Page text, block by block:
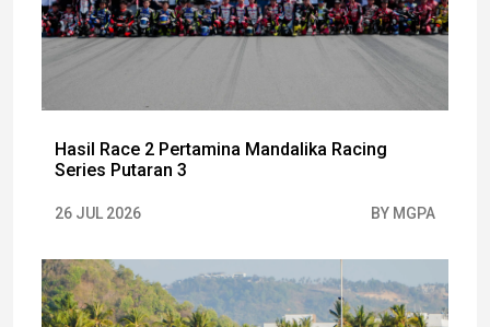
Hasil Race 2 Pertamina Mandalika Racing
Series Putaran 3
26 JUL 2026 BY MGPA